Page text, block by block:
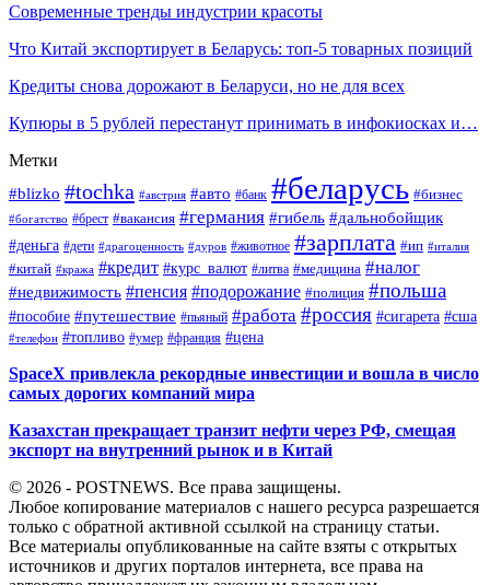
Современные тренды индустрии красоты
Что Китай экспортирует в Беларусь: топ-5 товарных позиций
Кредиты снова дорожают в Беларуси, но не для всех
Купюры в 5 рублей перестанут принимать в инфокиосках и…
Метки
#blizko #tochka #австрия #авто #банк #беларусь #бизнес
#богатство #брест #вакансия #германия #гибель #дальнобойщик
#деньга #дети #драгоценность #дуров #животное #зарплата #ип #италия
#китай #кража #кредит #курс_валют #литва #медицина #налог
#недвижимость #пенсия #подорожание #полиция #польша
#пособие #путешествие #пьяный #работа #россия #сигарета #сша
#телефон #топливо #умер #франция #цена
SpaceX привлекла рекордные инвестиции и вошла в число
самых дорогих компаний мира
Казахстан прекращает транзит нефти через РФ, смещая
экспорт на внутренний рынок и в Китай
© 2026 - POSTNEWS. Все права защищены.
Любое копирование материалов с нашего ресурса разрешается
только с обратной активной ссылкой на страницу статьи.
Все материалы опубликованные на сайте взяты с открытых
источников и других порталов интернета, все права на